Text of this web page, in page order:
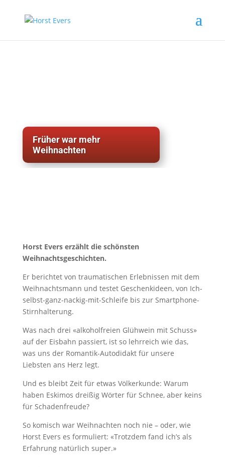
Früher war mehr
Weihnachten
Horst Evers erzählt die schönsten
Weihnachtsgeschichten.
Er berichtet von traumatischen Erlebnissen mit dem
Weihnachtsmann und testet Geschenkideen, von Ich-
selbst-ganz-nackig-mit-Schleife bis zur Smartphone-
Stirnhalterung.
Was nach drei «alkoholfreien Glühwein mit Schuss»
auf der Eisbahn passiert, ist so lehrreich wie das,
was uns der Romantik-Autodidakt für unsere
Liebsten ans Herz legt.
Und es bleibt Zeit für etwas Völkerkunde: Warum
haben Eskimos dreißig Wörter für Schnee, aber keins
für Schadenfreude?
So komisch war Weihnachten noch nie – oder, wie
Horst Evers es formuliert: «Trotzdem fand ich’s als
Erfahrung natürlich super.»